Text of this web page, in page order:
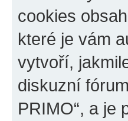
cookies
které je vám
vytvoří,
diskuzní
PRIMO“, a je